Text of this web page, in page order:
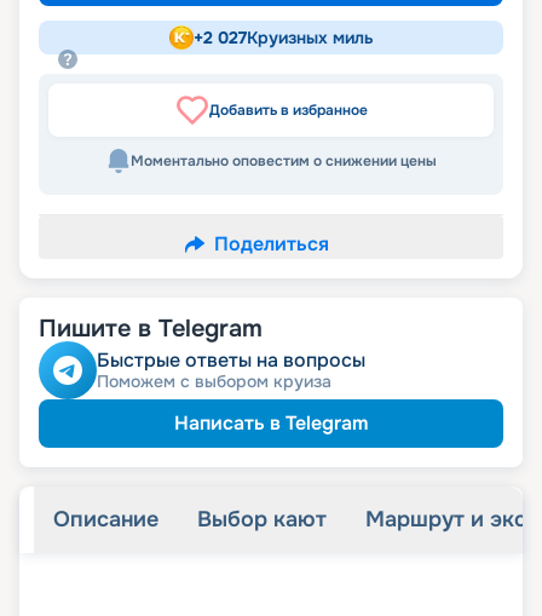
+2 027Круизных миль
Добавить в избранное
Моментально оповестим о снижении цены
Поделиться
Пишите в Telegram
Быстрые ответы на вопросы
Поможем с выбором круиза
Написать в Telegram
Описание Выбор кают Маршрут и